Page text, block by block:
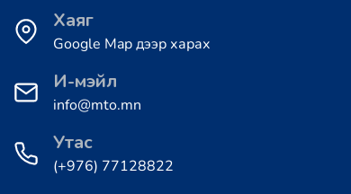
Хаяг
Google Map дээр харах
И-мэйл
info@mto.mn
Утас
(+976) 77128822